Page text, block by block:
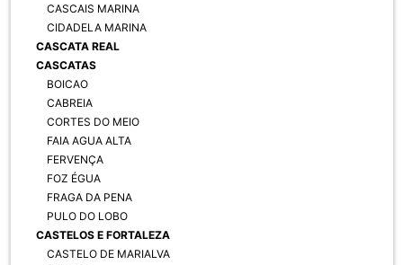
CASCAIS MARINA
CIDADELA MARINA
CASCATA REAL
CASCATAS
BOICAO
CABREIA
CORTES DO MEIO
FAIA AGUA ALTA
FERVENÇA
FOZ ÉGUA
FRAGA DA PENA
PULO DO LOBO
CASTELOS E FORTALEZA
CASTELO DE MARIALVA